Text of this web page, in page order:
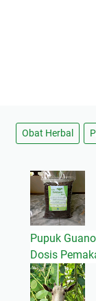
Obat Herbal
Pupuk
Dosis